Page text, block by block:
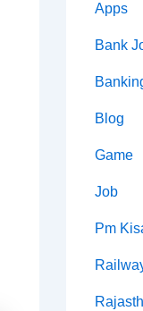
Apps
Bank
Blog
Game
Job
Pm